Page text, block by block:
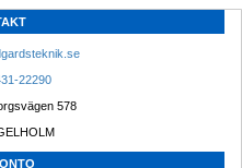
22290
578